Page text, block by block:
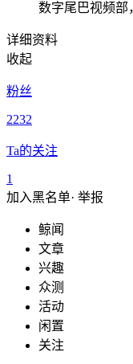
数字尾巴视频部
详细资料
收起
粉丝
2232
Ta的关注
1
加入黑名单· 举报
鲸闻
文章
兴趣
众测
活动
闲置
关注